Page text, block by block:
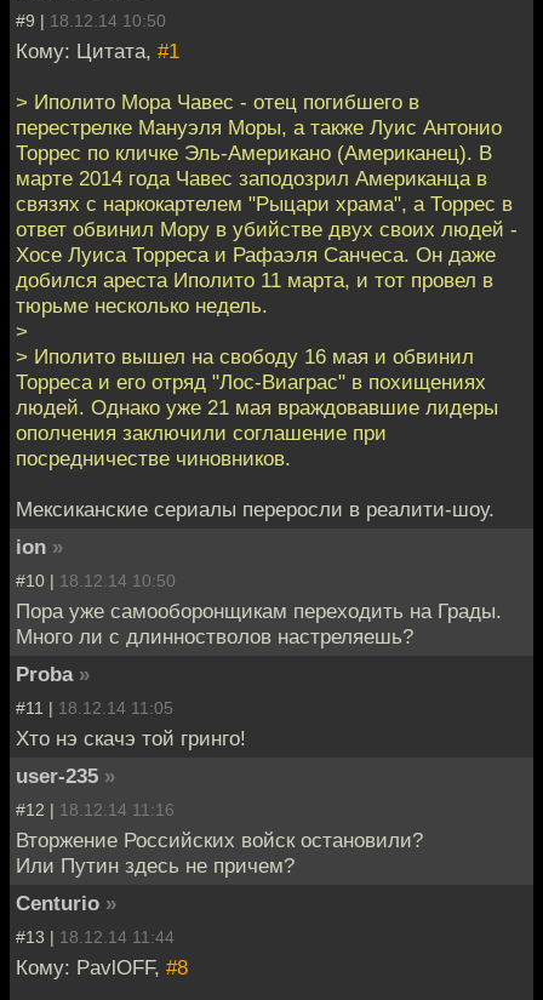
#9 | 18.12.14 10:50
Кому: Цитата, #1
> Иполито Мора Чавес - отец погибшего в
перестрелке Мануэля Моры, а также Луис Антонио
Торрес по кличке Эль-Американо (Американец). В
марте 2014 года Чавес заподозрил Американца в
связях с наркокартелем "Рыцари храма", а Торрес в
ответ обвинил Мору в убийстве двух своих людей -
Хосе Луиса Торреса и Рафаэля Санчеса. Он даже
добился ареста Иполито 11 марта, и тот провел в
тюрьме несколько недель.
>
> Иполито вышел на свободу 16 мая и обвинил
Торреса и его отряд "Лос-Виаграс" в похищениях
людей. Однако уже 21 мая враждовавшие лидеры
ополчения заключили соглашение при
посредничестве чиновников.
Мексиканские сериалы переросли в реалити-шоу.
ion »
#10 | 18.12.14 10:50
Пора уже самооборонщикам переходить на Грады.
Много ли с длинностволов настреляешь?
Proba »
#11 | 18.12.14 11:05
Хто нэ скачэ той гринго!
user-235 »
#12 | 18.12.14 11:16
Вторжение Российских войск остановили?
Или Путин здесь не причем?
Centurio »
#13 | 18.12.14 11:44
Кому: PavlOFF, #8